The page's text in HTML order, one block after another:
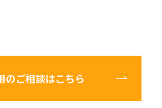
のご相談はこちら